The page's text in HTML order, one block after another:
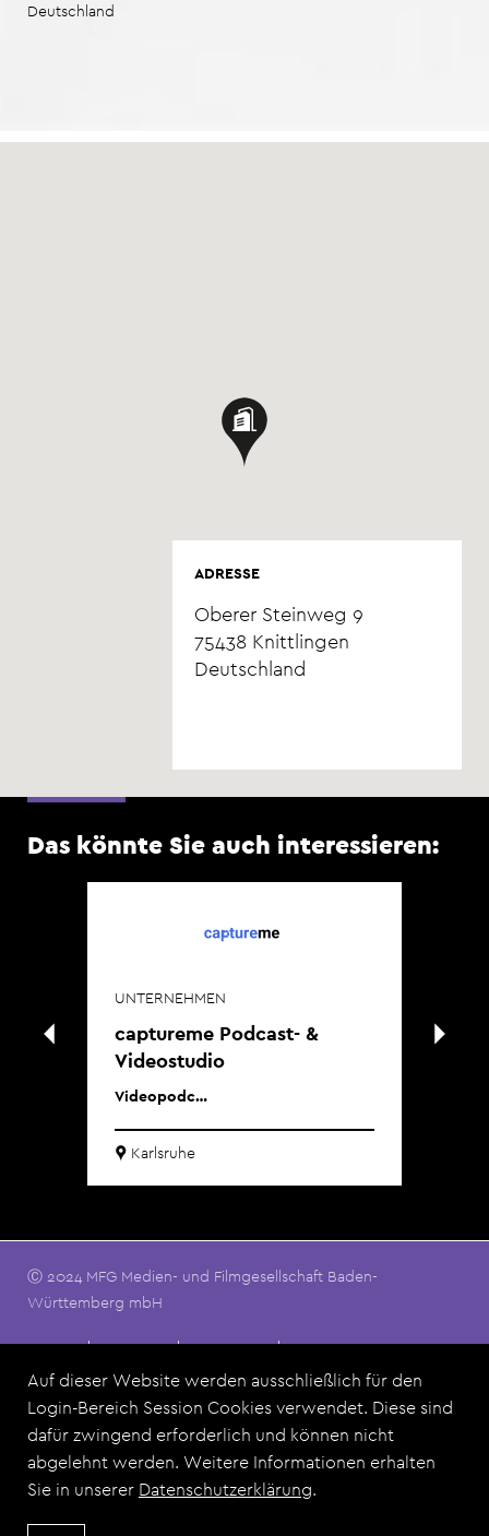
Deutschland
ADRESSE
Oberer Steinweg 9
75438 Knittlingen
Deutschland
Das könnte Sie auch interessieren:
UNTERNEHMEN
captureme Podcast- &
Videostudio
Videopodc…
Karlsruhe
Ⓒ 2024 MFG Medien- und Filmgesellschaft Baden-
Württemberg mbH
Footermenu
FAQ
Dieses Angebot ist eine Zusammenarbeit der MFG Medien-
und Filmgesellschaft Baden-Württemberg mbH und allen Film
Commissions aus Baden-Württemberg.
Auf dieser Website werden ausschließlich für den
Login-Bereich Session Cookies verwendet. Diese sind
dafür zwingend erforderlich und können nicht
abgelehnt werden. Weitere Informationen erhalten
Sie in unserer Datenschutzerklärung.